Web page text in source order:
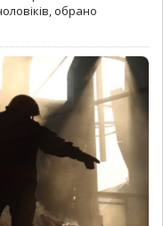
обрано